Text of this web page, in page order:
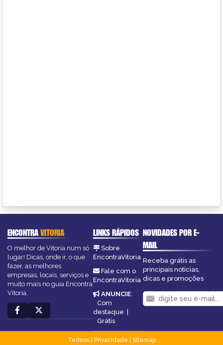
ENCONTRAVITORIA
O melhor de Vitoria num só
lugar! Dicas, onde ir, o que
fazer, as melhores
empresas, locais, serviços e
muito mais no guia Encontra
Vitoria.
LINKS RÁPIDOS
Sobre
EncontraVitoria
Fale com o
EncontraVitoria
ANUNCIE:
Com
destaque
Grátis
NOVIDADES POR E-
MAIL
Receba grátis as
principais notícias,
dicas e promoções
Termos| Privacidade
Sitemap